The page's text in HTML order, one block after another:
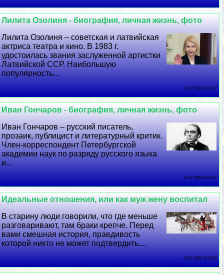
Лилита Озолиня - биография, личная жизнь, фото
Лилита Озолиня – советская и латвийская
актриса театра и кино. В 1983 г.
удостоилась звания заслуженной артистки
Латвийской ССР. Наибольшую
популярность...
11 07 2026 12:10:17
Иван Гончаров - биография, личная жизнь, фото
Иван Гончаров – русский писатель,
прозаик, публицист и литературный критик.
Члeн-корреспондент Петербургской
академии наук по разряду русского языка
и...
10 07 2026 14:44:17
Идеальные отношения, или как муж жену воспитал
В старину люди говорили, что где меньше
разговаривают, там бpaки крепче. Перед
вами смешная история, правдивость
которой никто не может подтвердить....
09 07 2026 18:53:50